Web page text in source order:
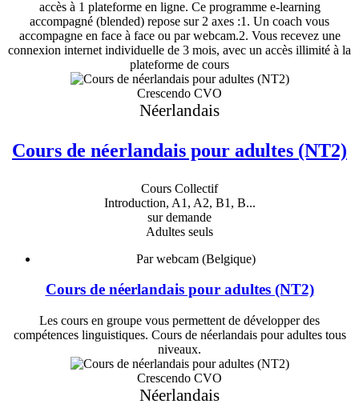
accès à 1 plateforme en ligne. Ce programme e-learning
accompagné (blended) repose sur 2 axes :1. Un coach vous
accompagne en face à face ou par webcam.2. Vous recevez une
connexion internet individuelle de 3 mois, avec un accès illimité à la
plateforme de cours
Crescendo CVO
Néerlandais
Cours de néerlandais pour adultes (NT2)
Cours Collectif
Introduction, A1, A2, B1, B...
sur demande
Adultes seuls
Par webcam (Belgique)
Cours de néerlandais pour adultes (NT2)
Les cours en groupe vous permettent de développer des
compétences linguistiques. Cours de néerlandais pour adultes tous
niveaux.
Crescendo CVO
Néerlandais